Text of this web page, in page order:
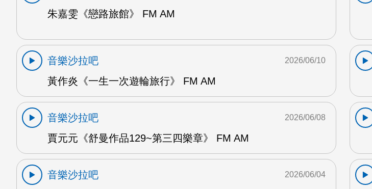
朱嘉雯《戀路旅館》 FM AM
音樂沙拉吧
黃作炎《一生一次遊輪旅行》 FM AM
2026/06/10
音樂沙拉吧
賈元元《舒曼作品129~第三四樂章》 FM AM
2026/06/08
音樂沙拉吧 2026/06/04